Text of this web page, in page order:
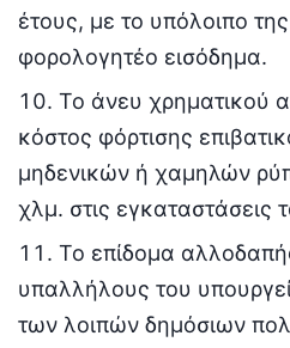
έτους, με το υπόλοιπο
φορολογητέο εισόδημα.
Το άνευ χρηματικού
κόστος φόρτισης
μηδενικών ή χαμηλών
χλμ. στις εγκαταστάσεις
Το επίδομα
υπαλλήλους του
των λοιπών δημόσιων